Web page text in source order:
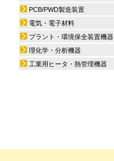
PCB/PWD製造装置
電気・電子材料
プラント・環境保全装置機器
理化学・分析機器
工業用ヒータ・熱管理機器